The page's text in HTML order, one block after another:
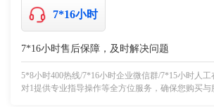
7*16小时
7*16小时售后保障，及时解决问题
5*8小时400热线/7*16小时企业微信群/7*15小时人
对1提供专业指导操作等全方位服务，确保您购买与